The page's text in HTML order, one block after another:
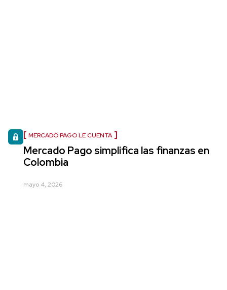
MERCADO PAGO LE CUENTA
Mercado Pago simplifica las finanzas en
Colombia
mayo 4, 2026